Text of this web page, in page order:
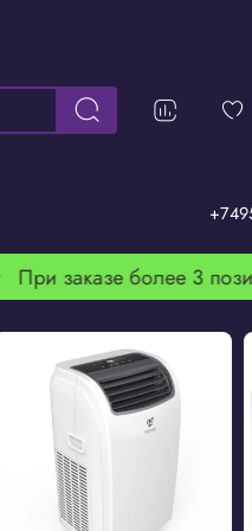
заказе более 3